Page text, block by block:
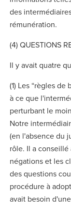
des
rémunération.
(4) QUESTIONS
Il y avait quatre
(1) Les “règles
à ce que
perturbant le
Notre
(en l'absence du
rôle. Il a
négations et les
des questions
procédure à
avait besoin